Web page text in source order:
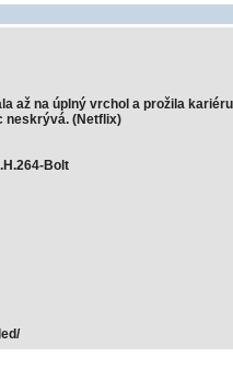
až na úplný vrchol a prožila
neskrývá. (Netflix)
Bolt